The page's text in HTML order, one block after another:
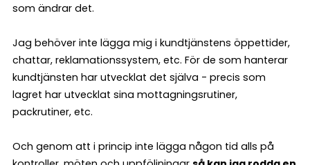
som ändrar det.
Jag behöver inte lägga mig i kundtjänstens öppettider,
chattar, reklamationssystem, etc. För de som hanterar
kundtjänsten har utvecklat det själva - precis som
lagret har utvecklat sina mottagningsrutiner,
packrutiner, etc.
Och genom att i princip inte lägga någon tid alls på